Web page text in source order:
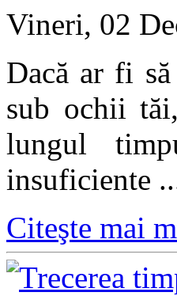
Vineri, 02
Dacă ar fi
sub ochii
lungul
insuficiente
Citeşte mai